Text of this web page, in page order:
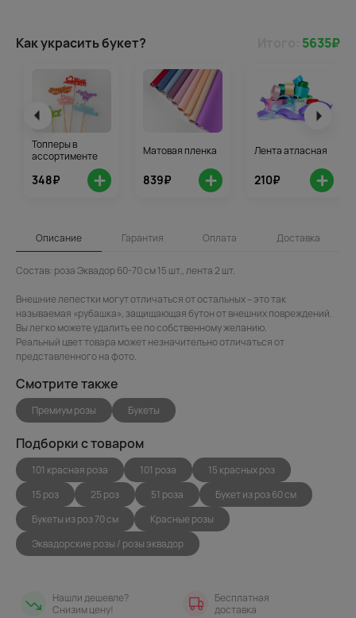
Как украсить букет? 5635₽
Топперы в
ассортименте
348₽ +
Матовая пленка
839₽ +
Лента атласная
210₽ +
Описание Гарантия Оплата Доставка
Состав: роза Эквадор 60-70 см 15 шт., лента 2 шт.
Внешние лепестки могут отличаться от остальных – это так
называемая «рубашка», защищающая бутон от внешних повреждений.
Вы легко можете удалить ее по собственному желанию.
Реальный цвет товара может незначительно отличаться от
представленного на фото.
Смотрите также
Премиум розы Букеты
Подборки с товаром
101 красная роза 101 роза
15 красных роз
15 роз
25 роз 51 роза
Букет из роз 60 см
Букеты из роз 70 см
Красные розы
Эквадорские розы / розы эквадор
Нашли дешевле?
Снизим цену!
Бесплатная
доставка